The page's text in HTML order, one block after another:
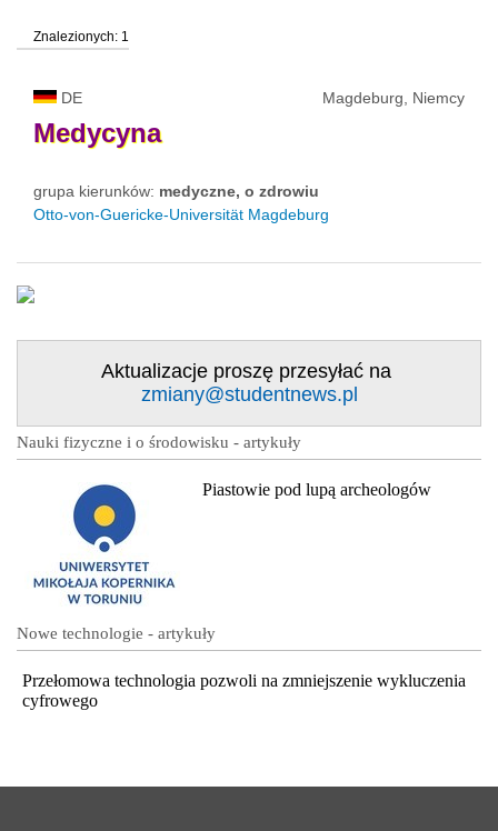
status uczelni
Znalezionych: 1
DE Magdeburg, Niemcy
Medycyna
grupa kierunków: medyczne, o zdrowiu
Otto-von-Guericke-Universität Magdeburg
Aktualizacje proszę przesyłać na
zmiany@studentnews.pl
Nauki fizyczne i o środowisku - artykuły
Piastowie pod lupą archeologów
Nowe technologie - artykuły
Przełomowa technologia pozwoli na zmniejszenie wykluczenia
cyfrowego